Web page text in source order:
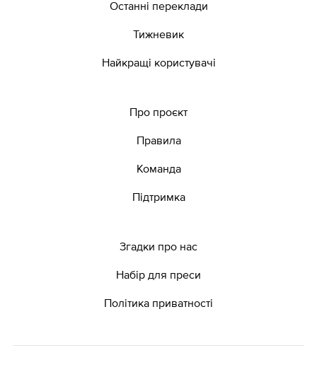
Останні переклади
Тижневик
Найкращі користувачі
Про проєкт
Правила
Команда
Підтримка
Згадки про нас
Набір для преси
Політика приватності